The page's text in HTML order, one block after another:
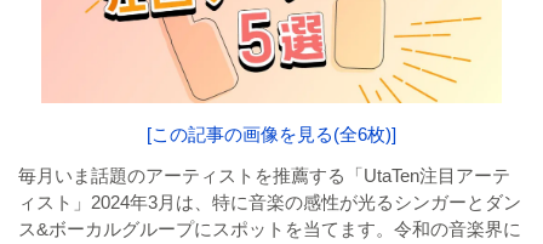
[この記事の画像を見る(全6枚)]
毎月いま話題のアーティストを推薦する「UtaTen注目アーテ
ィスト」2024年3月は、特に音楽の感性が光るシンガーとダン
ス&ボーカルグループにスポットを当てます。令和の音楽界に